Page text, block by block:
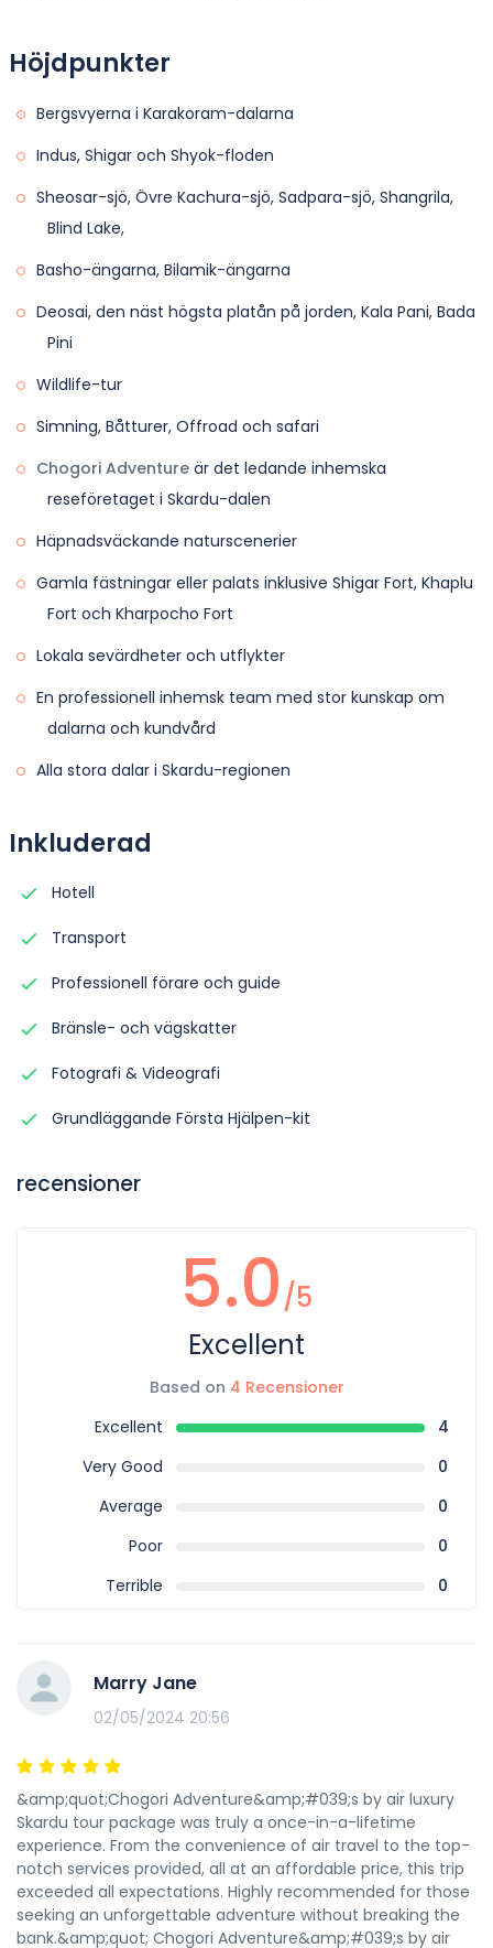
Höjdpunkter
Bergsvyerna i Karakoram-dalarna
Indus, Shigar och Shyok-floden
Sheosar-sjö, Övre Kachura-sjö, Sadpara-sjö, Shangrila,
Blind Lake,
Basho-ängarna, Bilamik-ängarna
Deosai, den näst högsta platån på jorden, Kala Pani, Bada
Pini
Wildlife-tur
Simning, Båtturer, Offroad och safari
Chogori Adventure är det ledande inhemska
reseföretaget i Skardu-dalen
Häpnadsväckande naturscenerier
Gamla fästningar eller palats inklusive Shigar Fort, Khaplu
Fort och Kharpocho Fort
Lokala sevärdheter och utflykter
En professionell inhemsk team med stor kunskap om
dalarna och kundvård
Alla stora dalar i Skardu-regionen
Inkluderad
Hotell
Transport
Professionell förare och guide
Bränsle- och vägskatter
Fotografi & Videografi
Grundläggande Första Hjälpen-kit
recensioner
5.0/5
Excellent
Based on 4 Recensioner
Excellent
4
Very Good
0
Average
0
Poor
0
Terrible
0
Marry Jane
02/05/2024 20:56
&amp;quot;Chogori Adventure&amp;#039;s by air luxury
Skardu tour package was truly a once-in-a-lifetime
experience. From the convenience of air travel to the top-
notch services provided, all at an affordable price, this trip
exceeded all expectations. Highly recommended for those
seeking an unforgettable adventure without breaking the
bank.&amp;quot; Chogori Adventure&amp;#039;s by air